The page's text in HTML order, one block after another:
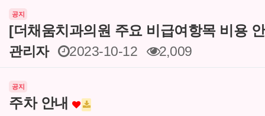
공지
[더채움치과의원 주요 비급여항목 비용
관리자
2023-10-12 2,009
공지
주차 안내